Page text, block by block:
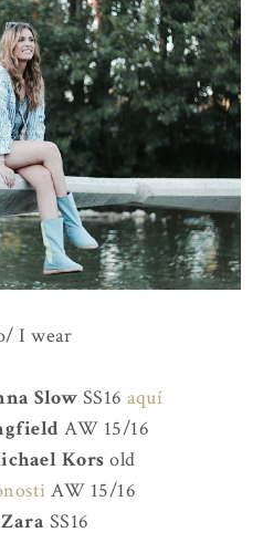
I wear
Slow SS16 aquí
AW 15/16
Kors old
AW 15/16
Zara SS16